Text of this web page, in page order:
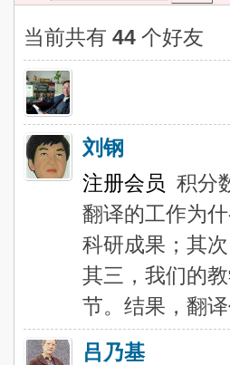
当前共有 44 个好友
刘钢
注册会员 积分
翻译的工作为
科研成果；其
其三，我们的
节。结果，翻
吕乃基